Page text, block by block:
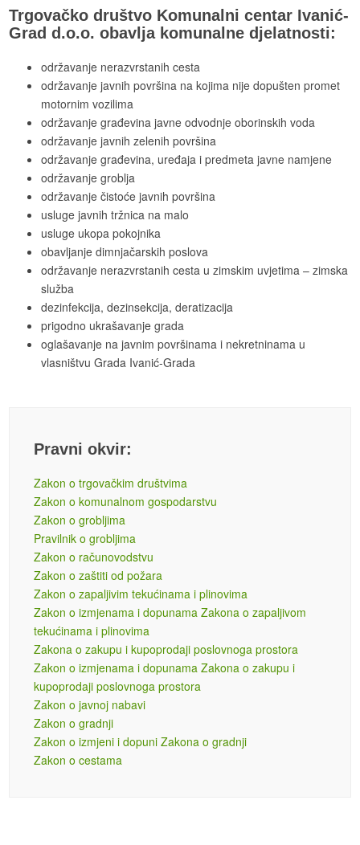
Trgovačko društvo Komunalni centar Ivanić-
Grad d.o.o. obavlja komunalne djelatnosti:
održavanje nerazvrstanih cesta
održavanje javnih površina na kojima nije dopušten promet
motornim vozilima
održavanje građevina javne odvodnje oborinskih voda
održavanje javnih zelenih površina
održavanje građevina, uređaja i predmeta javne namjene
održavanje groblja
održavanje čistoće javnih površina
usluge javnih tržnica na malo
usluge ukopa pokojnika
obavljanje dimnjačarskih poslova
održavanje nerazvrstanih cesta u zimskim uvjetima – zimska
služba
dezinfekcija, dezinsekcija, deratizacija
prigodno ukrašavanje grada
oglašavanje na javnim površinama i nekretninama u
vlasništvu Grada Ivanić-Grada
Pravni okvir:
Zakon o trgovačkim društvima
Zakon o komunalnom gospodarstvu
Zakon o grobljima
Pravilnik o grobljima
Zakon o računovodstvu
Zakon o zaštiti od požara
Zakon o zapaljivim tekućinama i plinovima
Zakon o izmjenama i dopunama Zakona o zapaljivom
tekućinama i plinovima
Zakona o zakupu i kupoprodaji poslovnoga prostora
Zakon o izmjenama i dopunama Zakona o zakupu i
kupoprodaji poslovnoga prostora
Zakon o javnoj nabavi
Zakon o gradnji
Zakon o izmjeni i dopuni Zakona o gradnji
Zakon o cestama